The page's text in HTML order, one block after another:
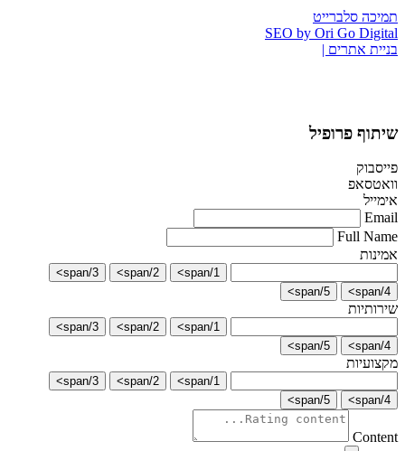
תמיכה סלברייט
SEO by Ori Go Digital
בניית אתרים |
שיתוף פרופיל
פייסבוק
וואטסאפ
אימייל
Email
Full Name
אמינות
1/span>
2/span>
3/span>
4/span>
5/span>
שירותיות
1/span>
2/span>
3/span>
4/span>
5/span>
מקצועיות
1/span>
2/span>
3/span>
4/span>
5/span>
Content